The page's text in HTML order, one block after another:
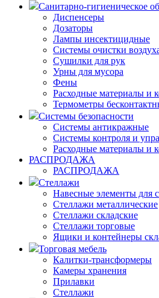
Санитарно-гигиеническое
Диспенсеры
Дозаторы
Лампы инсектицидные
Системы очистки
Сушилки для рук
Урны для мусора
Фены
Расходные материалы и
Термометры
Системы безопасности
Системы антикражные
Системы контроля и
Расходные материалы и
РАСПРОДАЖА
РАСПРОДАЖА
Стеллажи
Навесные элементы для
Стеллажи металлические
Стеллажи складские
Стеллажи торговые
Ящики и контейнеры
Торговая мебель
Калитки-трансформеры
Камеры хранения
Прилавки
Стеллажи